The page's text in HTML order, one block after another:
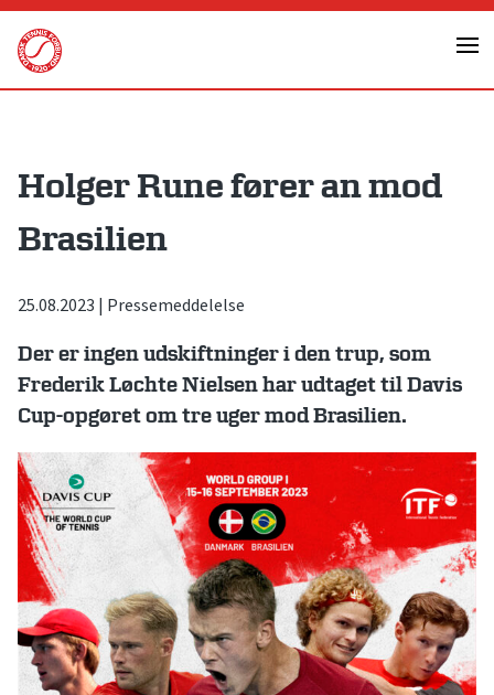
Skip
content
Holger Rune fører an mod
Brasilien
25.08.2023 | Pressemeddelelse
Der er ingen udskiftninger i den trup, som
Frederik Løchte Nielsen har udtaget til Davis
Cup-opgøret om tre uger mod Brasilien.